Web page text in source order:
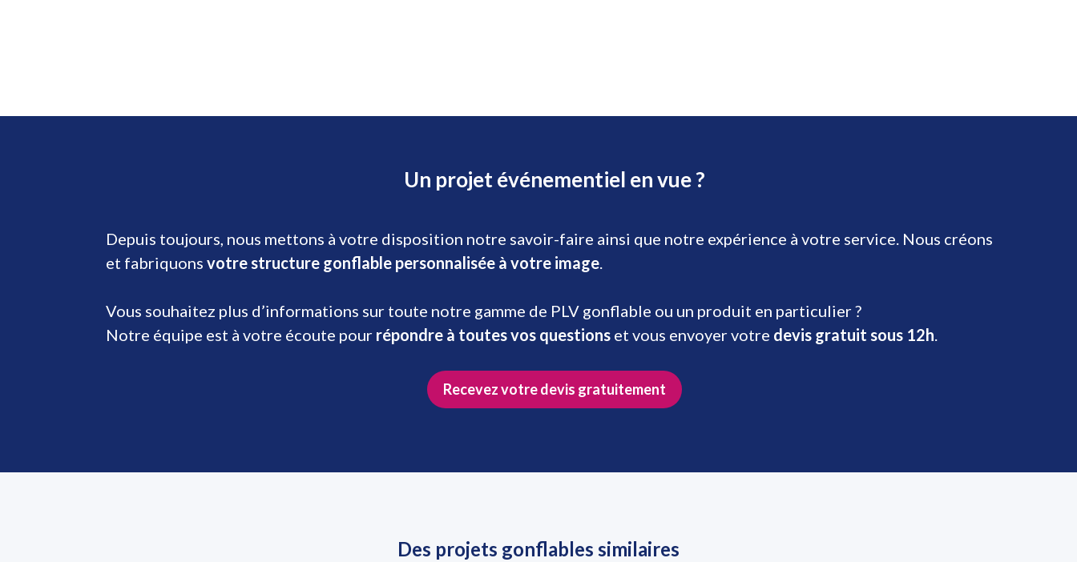
Un projet événementiel en vue ?
Depuis toujours, nous mettons à votre disposition notre savoir-faire ainsi que notre expérience à votre service. Nous créons
et fabriquons votre structure gonflable personnalisée à votre image.
Vous souhaitez plus d’informations sur toute notre gamme de PLV gonflable ou un produit en particulier ?
Notre équipe est à votre écoute pour répondre à toutes vos questions et vous envoyer votre devis gratuit sous 12h.
Recevez votre devis gratuitement
Des projets gonflables similaires